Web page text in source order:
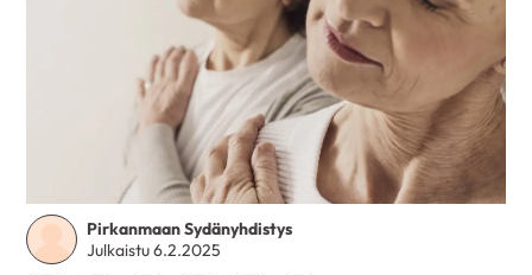
Pirkanmaan Sydänyhdistys
Julkaistu 6.2.2025